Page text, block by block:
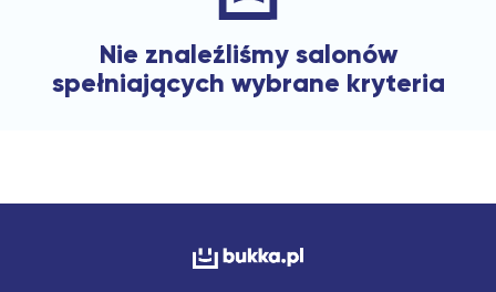
Nie znaleźliśmy salonów
spełniających wybrane kryteria